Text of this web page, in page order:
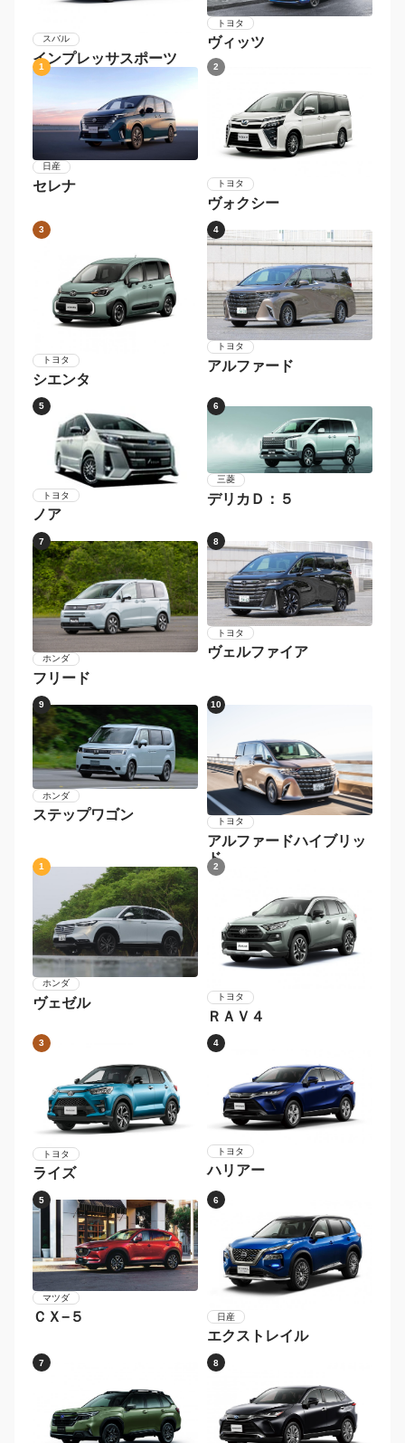
スバル
インプレッサスポーツ
トヨタ
ヴィッツ
1
日産
セレナ
2
トヨタ
ヴォクシー
3
トヨタ
シエンタ
4
トヨタ
アルファード
5
トヨタ
ノア
6
三菱
デリカＤ：５
7
ホンダ
フリード
8
トヨタ
ヴェルファイア
9
ホンダ
ステップワゴン
10
トヨタ
アルファードハイブリッ
ド
1
ホンダ
ヴェゼル
2
トヨタ
ＲＡＶ４
3
トヨタ
ライズ
4
トヨタ
ハリアー
5
マツダ
ＣＸ−５
6
日産
エクストレイル
7 8